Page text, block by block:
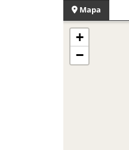
Mapa
+
−